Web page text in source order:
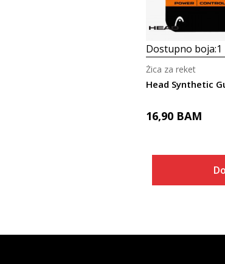
Dostupno boja:1
Head Synthetic
Žica za reket
16,90 BAM